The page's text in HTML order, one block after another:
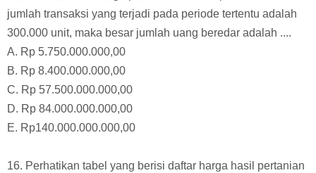
jumlah transaksi yang terjadi pada periode tertentu adalah
300.000 unit, maka besar jumlah uang beredar adalah ....
A. Rp 5.750.000.000,00
B. Rp 8.400.000.000,00
C. Rp 57.500.000.000,00
D. Rp 84.000.000.000,00
E. Rp140.000.000.000,00
16. Perhatikan tabel yang berisi daftar harga hasil pertanian